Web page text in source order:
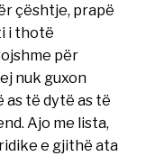
çështje, prapë
i thotë
për
nuk guxon
as të dytë as të
Ajo me lista,
e gjithë ata